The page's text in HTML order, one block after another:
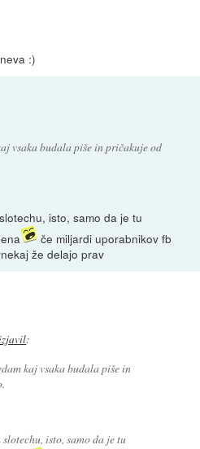
:)
vsaka budala piše in pričakuje od
isto, samo da je tu
če miljardi uporabnikov fb
že delajo prav
:
kaj vsaka budala piše in
isto, samo da je tu